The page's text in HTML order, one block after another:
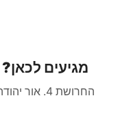
מגיעים לכאן?
החרושת 4. אור יהודה